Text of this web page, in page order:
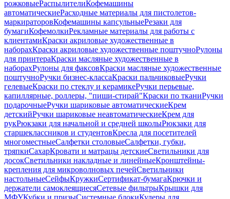
рожковыеРаспылителиКофемашины
автоматическиеРасходные материалы для пистолетов-
маркираторовКофемашины капсульныеРезаки для
бумагиКофемолкиРекламные материалы для работы с
клиентамиКраски акриловые художественные в
наборахКраски акриловые художественные поштучноРулоны
для принтераКраски масляные художественные в
наборахРулоны для факсовКраски масляные художественные
поштучноРучки бизнес-классаКраски пальчиковыеРучки
гелевыеКраски по стеклу и керамикеРучки перьевые,
капиллярные, роллеры, "пиши-стирай"Краски по тканиРучки
подарочныеРучки шариковые автоматическиеКрем
детскийРучки шариковые неавтоматическиеКрем для
рукРюкзаки для начальной и средней школыРюкзаки для
старшеклассников и студентовКресла для посетителей
многоместныеСалфетки столовыеСалфетки, губки,
тряпкиСахарКровати и матрацы детскиеСветильники для
досокСветильники накладные и линейныеКронштейны-
крепления для микроволновых печейСветильники
настольныеСейфыКружкиСертификат-бумагаКрючки и
держатели самоклеящиесяСетевые фильтрыКрышки для
МФУКубки и призыСистемные блокиКулеры для